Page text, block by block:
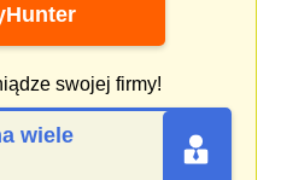
swojej firmy!
wiele